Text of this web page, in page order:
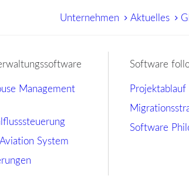
Unternehmen Aktuelles
Management
System
Software
Projektablauf
Software